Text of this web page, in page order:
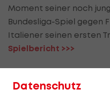
Moment seiner noch
Bundesliga-Spiel
Italiener seinen ersten
Spielbericht >>>
BVB will langfristig
Datenschutz